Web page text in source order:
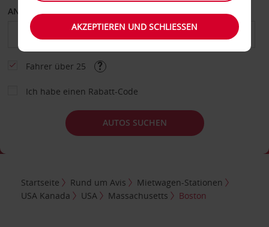
ANFANGSDATUM
Fahrer über 25
Ich habe einen Rabatt-Code
AUTOS SUCHEN
Startseite Rund um Avis
Mietwagen-Stationen
USA Kanada
USA Massachusetts Boston
AKZEPTIEREN UND SCHLIESSEN